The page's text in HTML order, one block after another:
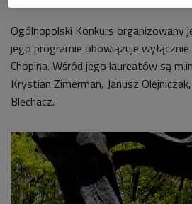
Ogólnopolski Konkurs organizowany
jego programie obowiązuje
Chopina. Wśród jego laureatów są
Krystian Zimerman, Janusz
Blechacz.